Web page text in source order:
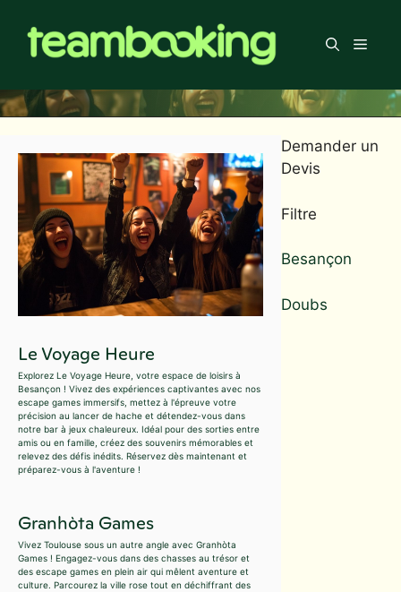
contenu
Menu
Le Voyage Heure
Explorez Le Voyage Heure, votre espace de loisirs à
Besançon ! Vivez des expériences captivantes avec nos
escape games immersifs, mettez à l'épreuve votre
précision au lancer de hache et détendez-vous dans
notre bar à jeux chaleureux. Idéal pour des sorties entre
amis ou en famille, créez des souvenirs mémorables et
relevez des défis inédits. Réservez dès maintenant et
préparez-vous à l'aventure !
Granhòta Games
Vivez Toulouse sous un autre angle avec Granhòta
Games ! Engagez-vous dans des chasses au trésor et
des escape games en plein air qui mêlent aventure et
culture. Parcourez la ville rose tout en déchiffrant des
Demander un
Devis
Filtre
Besançon
Doubs